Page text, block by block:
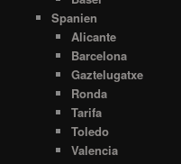
Spanien
Alicante
Barcelona
Gaztelugatxe
Ronda
Tarifa
Toledo
Valencia